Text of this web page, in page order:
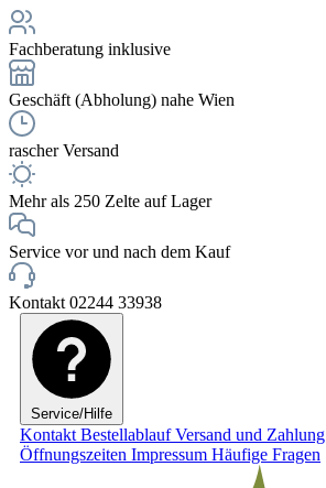
Fachberatung inklusive
Geschäft (Abholung) nahe Wien
rascher Versand
Mehr als 250 Zelte auf Lager
Service vor und nach dem Kauf
Kontakt 02244 33938
Service/Hilfe
Kontakt BestellablaufVersand und Zahlung
Öffnungszeiten Impressum Häufige Fragen